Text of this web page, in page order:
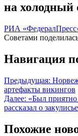
на холодный
РИА
Советами
Навигация
Предыдущая:
артефакты викингов
Далее: «Был
рассказал о
Похожие